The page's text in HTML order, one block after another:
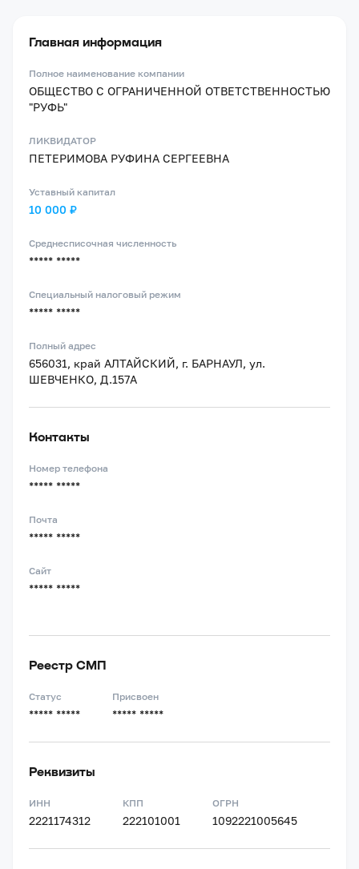
Главная информация
Полное наименование компании
ОБЩЕСТВО С ОГРАНИЧЕННОЙ ОТВЕТСТВЕННОСТЬЮ
"РУФЬ"
ЛИКВИДАТОР
ПЕТЕРИМОВА РУФИНА СЕРГЕЕВНА
Уставный капитал
10 000 ₽
Среднесписочная численность
***** *****
Специальный налоговый режим
***** *****
Полный адрес
656031, край АЛТАЙСКИЙ, г. БАРНАУЛ, ул.
ШЕВЧЕНКО, Д.157А
Контакты
Номер телефона
***** *****
Почта
***** *****
Сайт
***** *****
Реестр СМП
Статус
***** *****
Присвоен
***** *****
Реквизиты
ИНН
2221174312
КПП
222101001
ОГРН
1092221005645